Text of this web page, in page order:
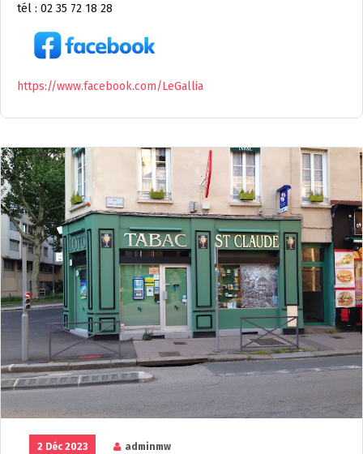
tél : 02 35 72 18 28
https://www.facebook.com/LeGallia
2 Déc 2023
adminmw